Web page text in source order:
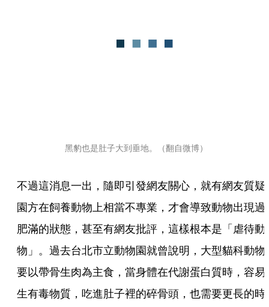
黑豹也是肚子大到垂地。（翻自微博）
不過這消息一出，隨即引發網友關心，就有網友質疑
園方在飼養動物上相當不專業，才會導致動物出現過
肥滿的狀態，甚至有網友批評，這樣根本是「虐待動
物」。過去台北市立動物園就曾說明，大型貓科動物
要以帶骨生肉為主食，當身體在代謝蛋白質時，容易
生有毒物質，吃進肚子裡的碎骨頭，也需要更長的時